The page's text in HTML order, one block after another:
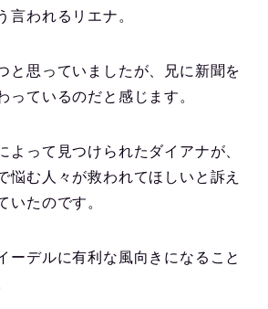
言われるリエナ。
と思っていましたが、兄に新聞を
っているのだと感じます。
よって見つけられたダイアナが、
悩む人々が救われてほしいと訴え
いたのです。
ーデルに有利な風向きになること